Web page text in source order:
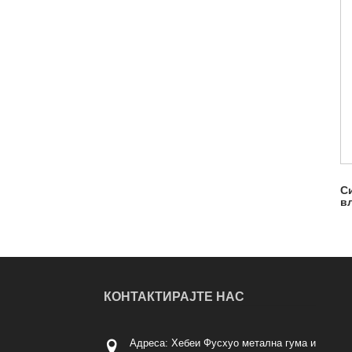
КОНТАКТИРАЈТЕ НАС
Адреса: Хебеи Фусхуо метална гума и